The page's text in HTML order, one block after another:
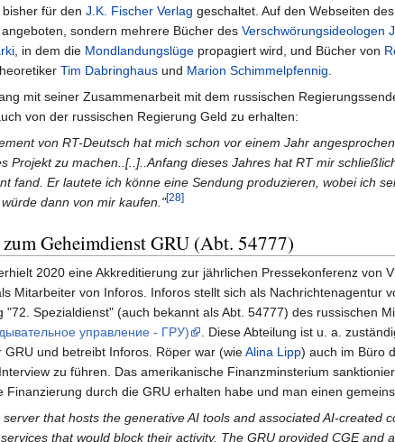
für den J.K. Fischer Verlag geschaltet. Auf den Webseiten
sondern mehrere Bücher des Verschwörungsideologen
, in dem die Mondlandungslüge propagiert wird, und Bücher von
Tim Dabringhaus und Marion Schimmelpfennig.
mit seiner Zusammenarbeit mit dem russischen
von der russischen Regierung Geld zu erhalten:
von RT-Deutsch hat mich schon vor einem Jahr
Projekt zu machen..[..]..Anfang dieses Jahres hat RT mir
fand. Er lautete ich könne eine Sendung produzieren, wobei ich
dann von mir kaufen."[28]
Geheimdienst GRU (Abt. 54777)
2020 eine Akkreditierung zur jährlichen Pressekonferenz von
Mitarbeiter von Inforos. Inforos stellt sich als Nachrichtenagentur
"72. Spezialdienst" (auch bekannt als Abt. 54777) des russischen
управление - ГРУ)
. Diese Abteilung ist u. a.
GRU und betreibt Inforos. Röper war (wieAlina Lipp) auch im Büro
zu führen. Das amerikanische Finanzminsterium
Finanzierung durch die GRU erhalten habe und man einen
server that hosts the generative AI tools and associated AI-created
that would block their activity. The GRU provided CGE and